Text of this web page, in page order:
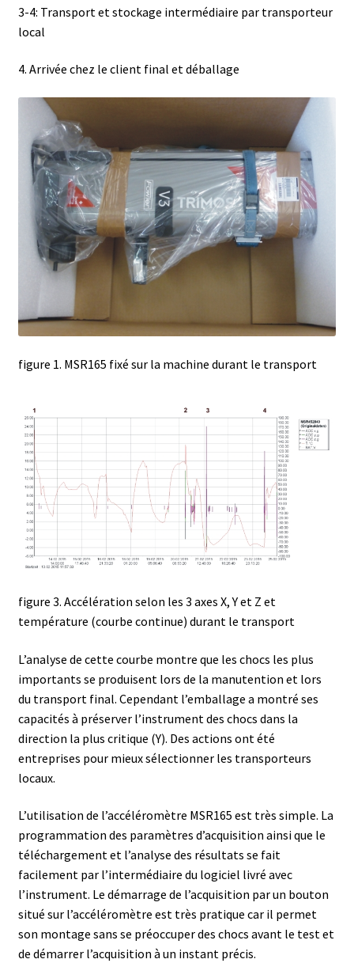
Consommable – Distribution de liquides
Consommable – Divers
Consommable – Protection (gants, masque,…)
Consommables
Contact
Contrôle
Cultures de microorganismes anaérobes et microaérobes
Débit
Demande de devis
Dernière nouvelle
Dessiccateur
Détermination du point de fusion
Développement d’applications SCADA
Développement d’applications Windows, Android et iOS
Développement de sites WEB
Digesteur
DTS, expériences de traçage
Eau pure et ultrapure
Echantillonnage
Echantillonneur d’air
Electronique d’occasion
Electrophorèse
Endoscope
3-4: Transport et stockage intermédiaire par transporteur
local
4. Arrivée chez le client final et déballage
figure 1. MSR165 fixé sur la machine durant le transport
figure 3. Accélération selon les 3 axes X, Y et Z et
température (courbe continue) durant le transport
L’analyse de cette courbe montre que les chocs les plus
importants se produisent lors de la manutention et lors
du transport final. Cependant l’emballage a montré ses
capacités à préserver l’instrument des chocs dans la
direction la plus critique (Y). Des actions ont été
entreprises pour mieux sélectionner les transporteurs
locaux.
L’utilisation de l’accéléromètre MSR165 est très simple. La
programmation des paramètres d’acquisition ainsi que le
téléchargement et l’analyse des résultats se fait
facilement par l’intermédiaire du logiciel livré avec
l’instrument. Le démarrage de l’acquisition par un bouton
situé sur l’accéléromètre est très pratique car il permet
son montage sans se préoccuper des chocs avant le test et
de démarrer l’acquisition à un instant précis.